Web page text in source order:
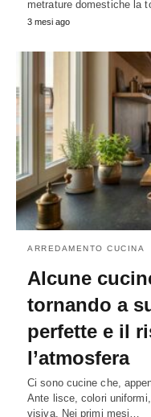
metrature domestiche la
3 mesi ago
ARREDAMENTO CUCINA
Alcune
tornando a
perfette e il
l’atmosfera
Ci sono cucine che,
Ante lisce, colori
visiva. Nei primi mesi…